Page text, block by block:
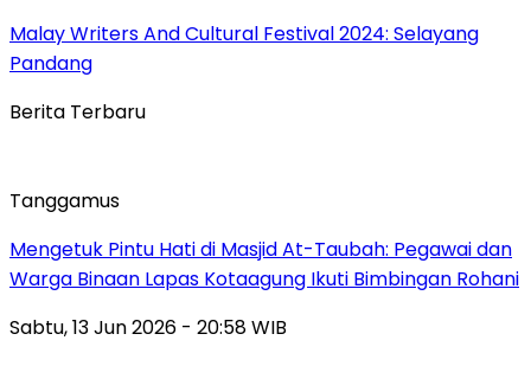
Malay Writers And Cultural Festival 2024: Selayang
Pandang
Berita Terbaru
Tanggamus
Mengetuk Pintu Hati di Masjid At-Taubah: Pegawai dan
Warga Binaan Lapas Kotaagung Ikuti Bimbingan Rohani
Sabtu, 13 Jun 2026 - 20:58 WIB